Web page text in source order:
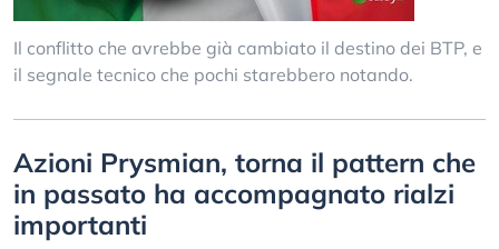
Il conflitto che avrebbe già cambiato il destino dei BTP, e
il segnale tecnico che pochi starebbero notando.
Azioni Prysmian, torna il pattern che
in passato ha accompagnato rialzi
importanti